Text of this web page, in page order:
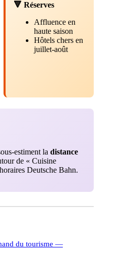
🔻 Réserves
Affluence en
haute saison
Hôtels chers en
juillet-août
estiment la distance
de « Cuisine
Deutsche Bahn.
du tourisme —